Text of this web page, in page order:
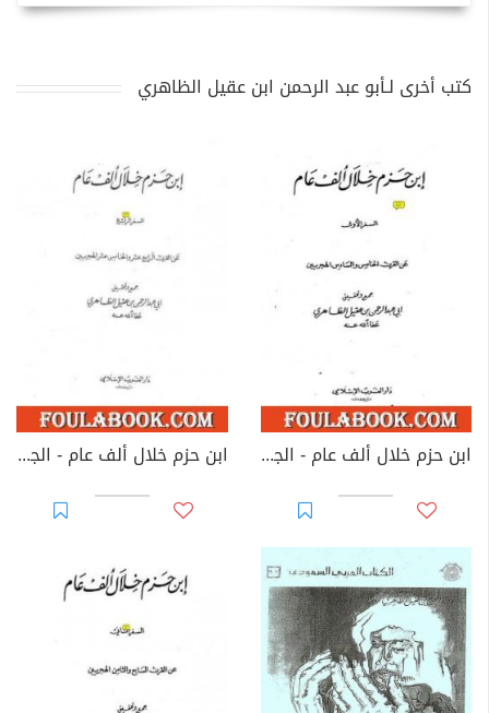
كتب أخرى لـأبو عبد الرحمن ابن عقيل الظاهري
ابن حزم خلال ألف عام - الجزء الأول ابن حزم خلال ألف عام - الجزء الرابع